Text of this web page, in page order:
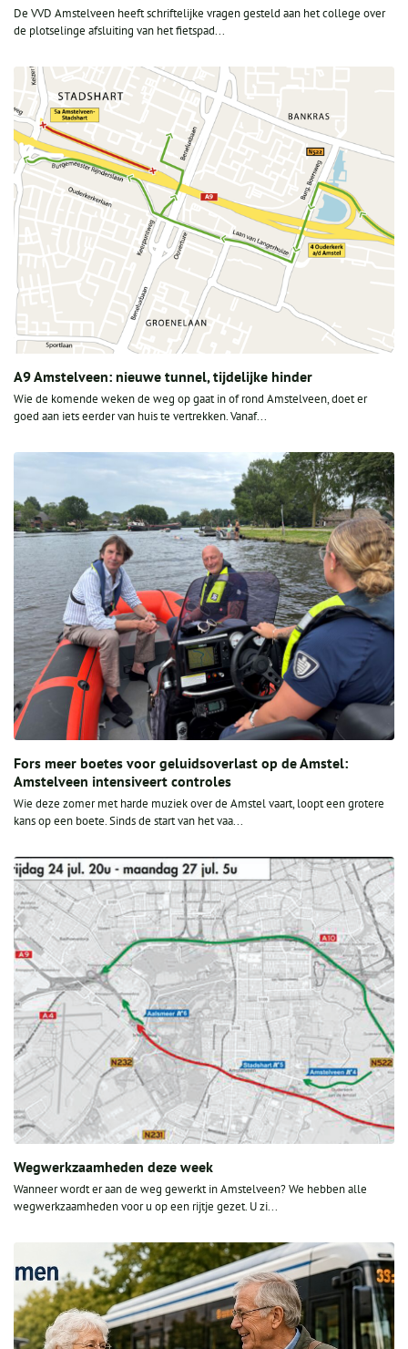
De VVD Amstelveen heeft schriftelijke vragen gesteld aan het college over
de plotselinge afsluiting van het fietspad...
A9 Amstelveen: nieuwe tunnel, tijdelijke hinder
Wie de komende weken de weg op gaat in of rond Amstelveen, doet er
goed aan iets eerder van huis te vertrekken. Vanaf...
Fors meer boetes voor geluidsoverlast op de Amstel:
Amstelveen intensiveert controles
Wie deze zomer met harde muziek over de Amstel vaart, loopt een grotere
kans op een boete. Sinds de start van het vaa...
Wegwerkzaamheden deze week
Wanneer wordt er aan de weg gewerkt in Amstelveen? We hebben alle
wegwerkzaamheden voor u op een rijtje gezet. U zi...